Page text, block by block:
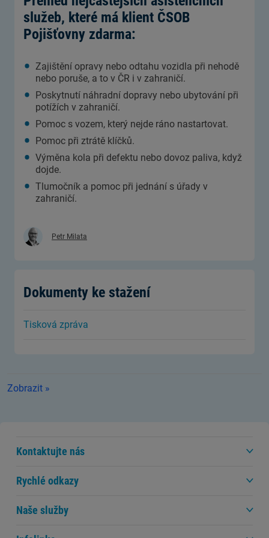
služeb, které má klient ČSOB
Pojišťovny zdarma:
Zajištění opravy nebo odtahu vozidla při nehodě
nebo poruše, a to v ČR i v zahraničí.
Poskytnutí náhradní dopravy nebo ubytování při
potížích v zahraničí.
Pomoc s vozem, který nejde ráno nastartovat.
Pomoc při ztrátě klíčků.
Výměna kola při defektu nebo dovoz paliva, když
dojde.
Tlumočník a pomoc při jednání s úřady v
zahraničí.
Petr Milata
Dokumenty ke stažení
Tisková zpráva
Zobrazit »
Kontaktujte nás
Rychlé odkazy
Naše služby